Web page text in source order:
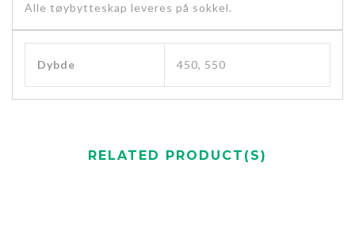
Alle tøybytteskap leveres på sokkel.
Dybde 450, 550
RELATED PRODUCT(S)